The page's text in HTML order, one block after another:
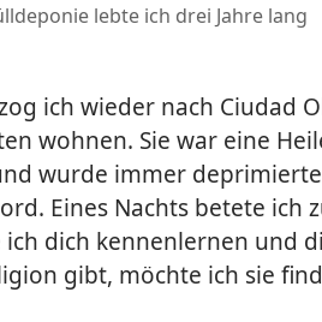
lebte ich drei Jahre lang
ich wieder nach Ciudad
wohnen. Sie war eine
wurde immer
Eines Nachts betete ich
dich kennenlernen und
gibt, möchte ich sie